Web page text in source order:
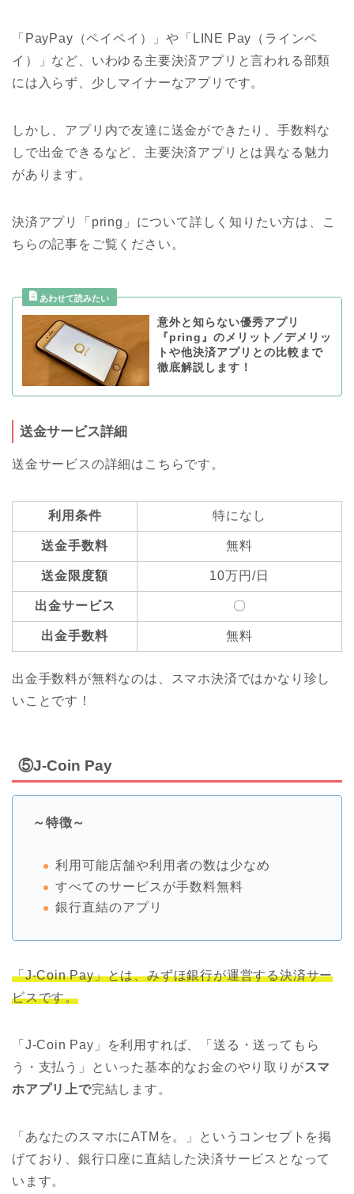
「PayPay（ペイペイ）」や「LINE Pay（ラインペ
イ）」など、いわゆる主要決済アプリと言われる部類
には入らず、少しマイナーなアプリです。
しかし、アプリ内で友達に送金ができたり、手数料な
しで出金できるなど、主要決済アプリとは異なる魅力
があります。
決済アプリ「pring」について詳しく知りたい方は、こ
ちらの記事をご覧ください。
意外と知らない優秀アプリ
『pring』のメリット／デメリッ
トや他決済アプリとの比較まで
徹底解説します！
送金サービス詳細
送金サービスの詳細はこちらです。
利用条件 特になし
送金手数料 無料
送金限度額 10万円/日
出金サービス 〇
出金手数料 無料
出金手数料が無料なのは、スマホ決済ではかなり珍し
いことです！
⑤J-Coin Pay
～特徴～
利用可能店舗や利用者の数は少なめ
すべてのサービスが手数料無料
銀行直結のアプリ
「J-Coin Pay」とは、みずほ銀行が運営する決済サー
ビスです。
「J-Coin Pay」を利用すれば、「送る・送ってもら
う・支払う」といった基本的なお金のやり取りがスマ
ホアプリ上で完結します。
「あなたのスマホにATMを。」というコンセプトを掲
げており、銀行口座に直結した決済サービスとなって
います。